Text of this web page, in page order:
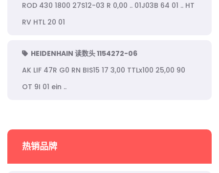
ROD 430 1800 27S12-03 R 0,00 .. 01J03B 64 01 .. HT
RV HTL 20 01
HEIDENHAIN 读数头 1154272-06
AK LIF 47R G0 RN BIS15 17 3,00 TTLx100 25,00 90
OT 9I 01 ein ..
热销品牌